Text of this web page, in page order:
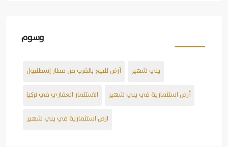
وسوم
يني شهير أرض للبيع بالقرب من مطار إسطنبول
أرض استثمارية في يني شهير الاستثمار العقاري في تركيا
ارض استثمارية في يني شهير